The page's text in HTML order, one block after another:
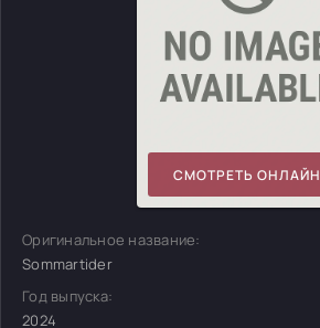
СМОТРЕТЬ ОНЛАЙН
Оригинальное название:
Sommartider
Год выпуска:
2024